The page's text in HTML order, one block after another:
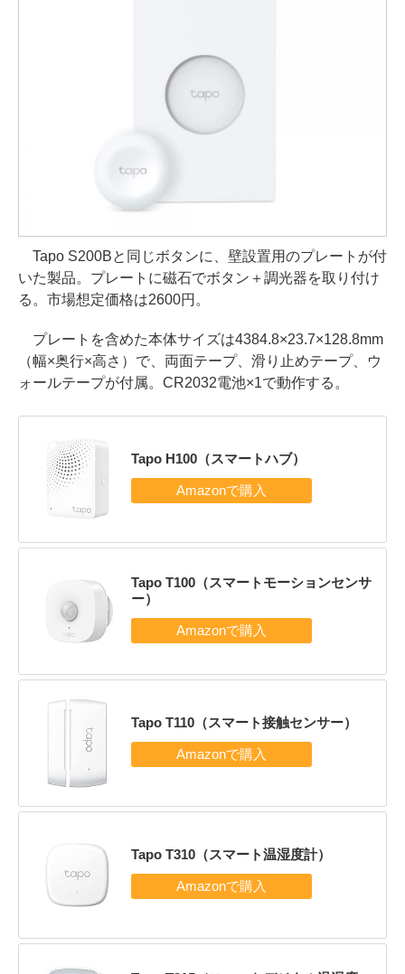
Tapo S200Bと同じボタンに、壁設置用のプレートが付
いた製品。プレートに磁石でボタン＋調光器を取り付け
る。市場想定価格は2600円。
プレートを含めた本体サイズは4384.8×23.7×128.8mm
（幅×奥行×高さ）で、両面テープ、滑り止めテープ、ウ
ォールテープが付属。CR2032電池×1で動作する。
Tapo H100（スマートハブ）
Tapo T100（スマートモーションセンサ
ー）
Tapo T110（スマート接触センサー）
Tapo T310（スマート温湿度計）